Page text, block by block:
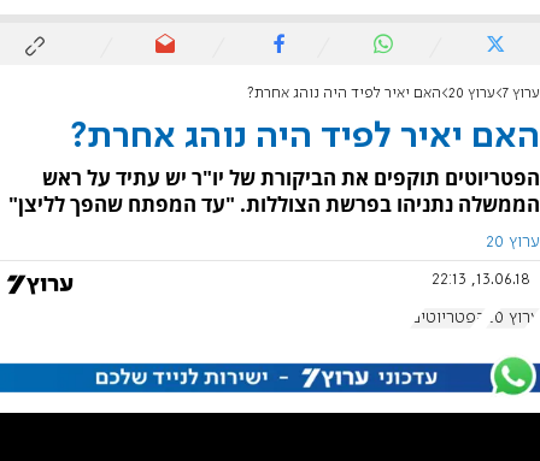
ערוץ 7 ערוץ 20 האם יאיר לפיד היה נוהג אחרת?
האם יאיר לפיד היה נוהג אחרת?
הפטריוטים תוקפים את הביקורת של יו"ר יש עתיד על ראש
הממשלה נתניהו בפרשת הצוללות. "עד המפתח שהפך לליצן"
ערוץ 20
13.06.18, 22:13
ערוץ 20 הפטריוטים